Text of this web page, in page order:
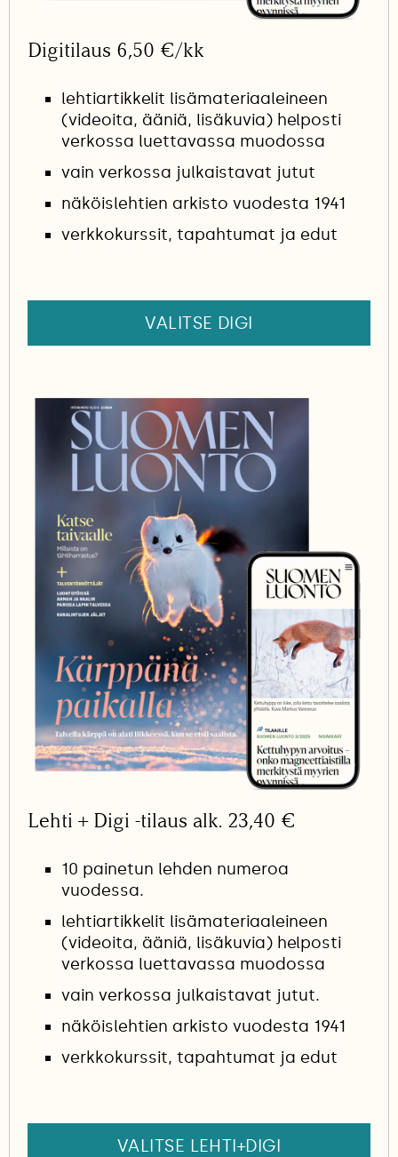
Digitilaus 6,50 €/kk
lehtiartikkelit lisämateriaaleineen
(videoita, ääniä, lisäkuvia) helposti
verkossa luettavassa muodossa
vain verkossa julkaistavat jutut
näköislehtien arkisto vuodesta 1941
verkkokurssit, tapahtumat ja edut
VALITSE DIGI
Lehti + Digi -tilaus alk. 23,40 €
10 painetun lehden numeroa
vuodessa.
lehtiartikkelit lisämateriaaleineen
(videoita, ääniä, lisäkuvia) helposti
verkossa luettavassa muodossa
vain verkossa julkaistavat jutut.
näköislehtien arkisto vuodesta 1941
verkkokurssit, tapahtumat ja edut
VALITSE LEHTI+DIGI